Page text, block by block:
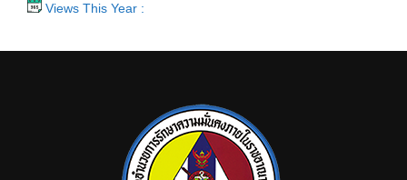
Views This Year :